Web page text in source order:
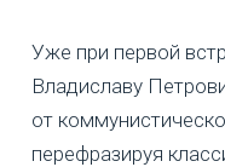
Уже при первой
Владиславу
от
перефразируя